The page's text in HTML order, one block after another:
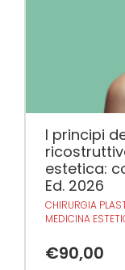
I principi
estetica:
Ed. 2026
CHIRURGIA
MEDICINA
€90,00